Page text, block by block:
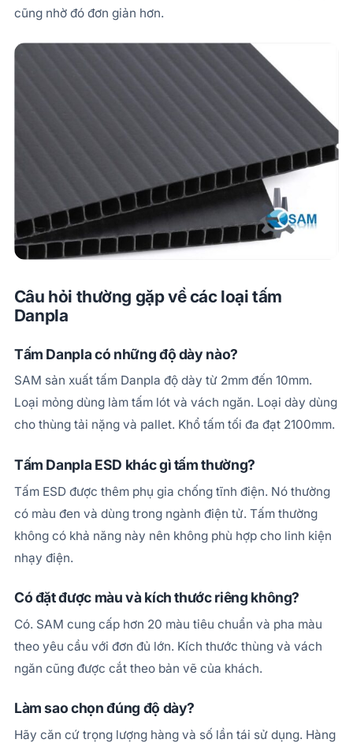
cũng nhờ đó đơn giản hơn.
Câu hỏi thường gặp về các loại tấm
Danpla
Tấm Danpla có những độ dày nào?
SAM sản xuất tấm Danpla độ dày từ 2mm đến 10mm.
Loại mỏng dùng làm tấm lót và vách ngăn. Loại dày dùng
cho thùng tải nặng và pallet. Khổ tấm tối đa đạt 2100mm.
Tấm Danpla ESD khác gì tấm thường?
Tấm ESD được thêm phụ gia chống tĩnh điện. Nó thường
có màu đen và dùng trong ngành điện tử. Tấm thường
không có khả năng này nên không phù hợp cho linh kiện
nhạy điện.
Có đặt được màu và kích thước riêng không?
Có. SAM cung cấp hơn 20 màu tiêu chuẩn và pha màu
theo yêu cầu với đơn đủ lớn. Kích thước thùng và vách
ngăn cũng được cắt theo bản vẽ của khách.
Làm sao chọn đúng độ dày?
Hãy căn cứ trọng lượng hàng và số lần tái sử dụng. Hàng